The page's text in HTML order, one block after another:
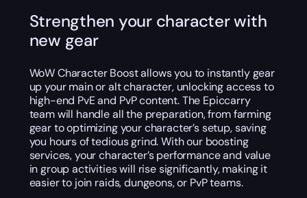
Strengthen your character with
new gear
WoW Character Boost allows you to instantly gear
up your main or alt character, unlocking access to
high-end PvE and PvP content. The Epiccarry
team will handle all the preparation, from farming
gear to optimizing your character’s setup, saving
you hours of tedious grind. With our boosting
services, your character’s performance and value
in group activities will rise significantly, making it
easier to join raids, dungeons, or PvP teams.